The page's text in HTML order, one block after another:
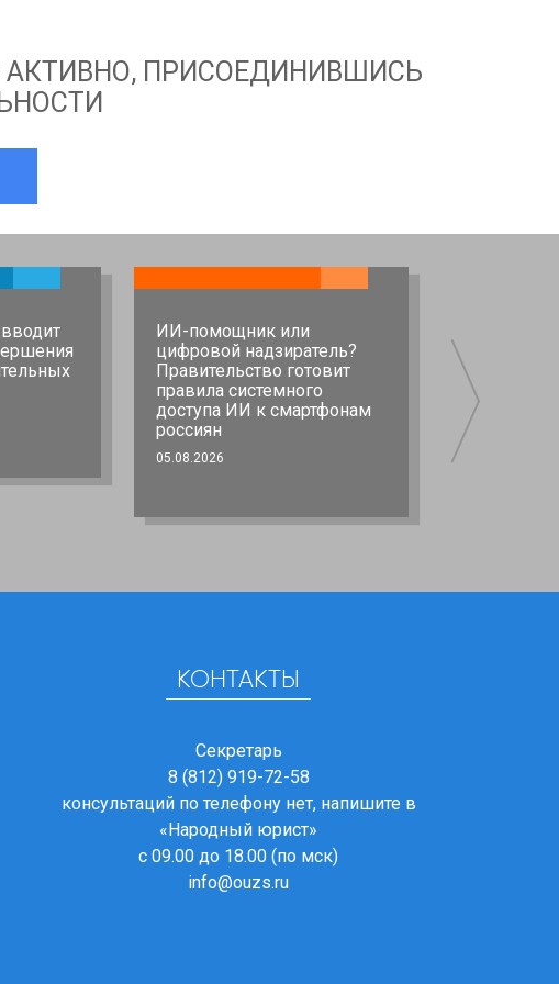
ПРИСОЕДИНИВШИСЬ
ИИ-помощник или
цифровой надзиратель?
Правительство готовит
правила системного
доступа ИИ к смартфонам
россиян
05.08.2026
правовой
04.08.2026
КОНТАКТЫ
Секретарь
8 (812) 919-72-58
консультаций по телефону нет, напишите в
«Народный юрист»
с 09.00 до 18.00 (по мск)
info@ouzs.ru